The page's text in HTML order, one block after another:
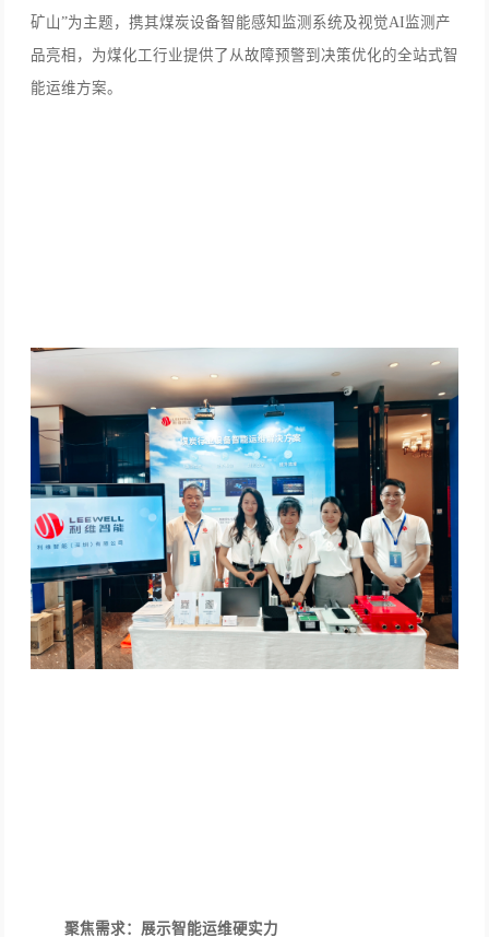
矿山”为主题，携其煤炭设备智能感知监测系统及视觉AI监测产
品亮相， 为煤化工行业提供了从故障预警到决策优化的全站式智
能运维方案。
聚焦需求：展示智能运维硬实力